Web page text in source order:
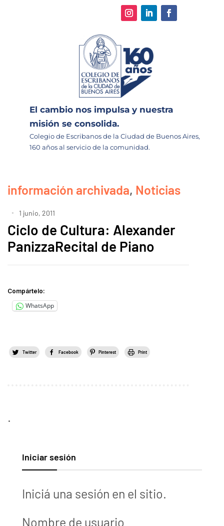
El cambio nos impulsa y nuestra
misión se consolida.
Colegio de Escribanos de la Ciudad de Buenos Aires,
160 años al servicio de la comunidad.
información archivada, Noticias
1 junio, 2011
Ciclo de Cultura: Alexander
PanizzaRecital de Piano
Compártelo:
WhatsApp
Twitter Facebook Pinterest Print
.
Iniciar sesión
Iniciá una sesión en el sitio.
Nombre de usuario